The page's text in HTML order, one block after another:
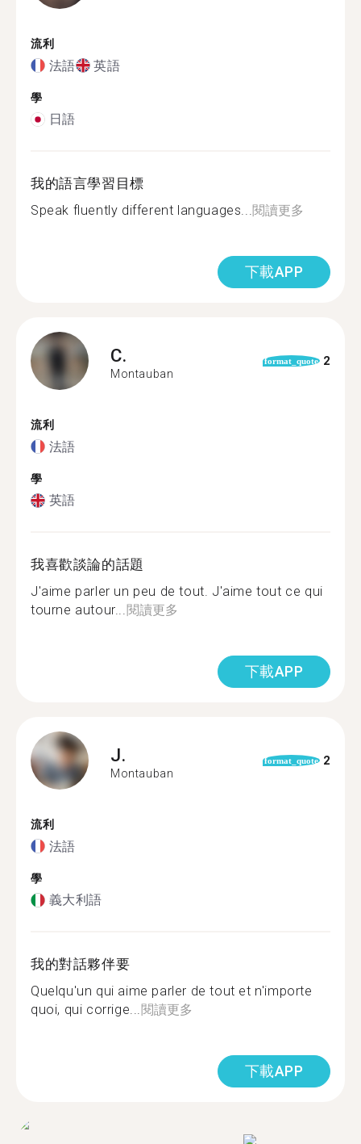
流利
法語 英語
學
日語
我的語言學習目標
Speak fluently different languages...閱讀更多
下載APP
C.
Montauban
format_quote 2
流利
法語
學
英語
我喜歡談論的話題
J'aime parler un peu de tout. J'aime tout ce qui
tourne autour...閱讀更多
下載APP
J.
Montauban
format_quote 2
流利
法語
學
義大利語
我的對話夥伴要
Quelqu'un qui aime parler de tout et n'importe
quoi, qui corrige...閱讀更多
下載APP